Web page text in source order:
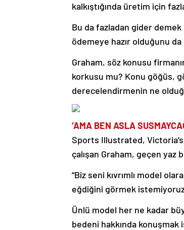
kalkıştığında üretim için
Bu da fazladan gider
ödemeye hazır olduğunu
Graham, söz konusu
korkusu mu? Konu göğüs,
derecelendirmenin ne
‘AMA BEN ASLA
Sports Illustrated, Victoria’s
çalışan Graham, geçen yaz
“Biz seni kıvrımlı model
eğdiğini görmek
Ünlü model her ne kadar
bedeni hakkında